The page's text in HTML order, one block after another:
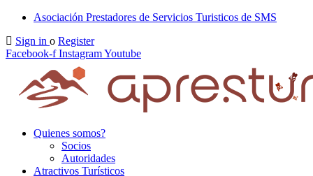
Asociación Prestadores de Servicios Turisticos de SMS
Sign in o Register
Facebook-f InstagramYoutube
Quienes somos?
Socios
Autoridades
Atractivos Turísticos